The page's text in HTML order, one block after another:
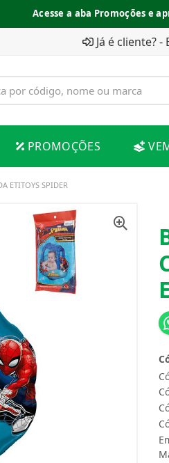
Acesse a aba Promoções e
Já é cliente? -
PROMOÇÕES
ETITOYS SPIDER